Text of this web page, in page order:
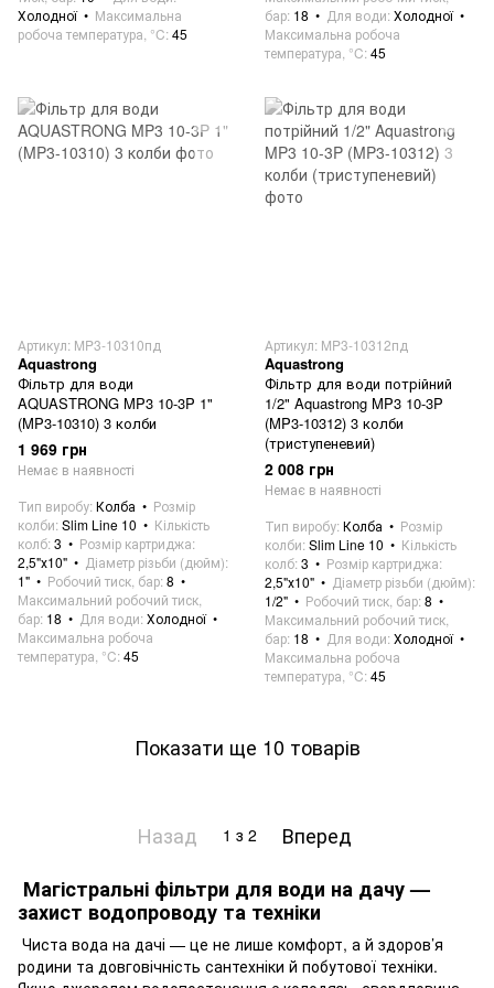
Холодної
Максимальна
робоча температура, °C 45
бар 18 Для води Холодної
Максимальна робоча
температура, °C 45
Артикул: MP3-10310пд
Aquastrong
Фільтр для води
AQUASTRONG MP3 10-3P 1"
(MP3-10310) 3 колби
1 969 грн
Немає в наявності
Тип виробу Колба
Розмір
колби Slim Line 10
Кількість
колб 3
Розмір картриджа
2,5"х10"
Діаметр різьби (дюйм)
1"
Робочий тиск, бар 8
Максимальний робочий тиск,
бар 18 Для води Холодної
Максимальна робоча
температура, °C 45
Артикул: MP3-10312пд
Aquastrong
Фільтр для води потрійний
1/2" Aquastrong MP3 10-3P
(MP3-10312) 3 колби
(триступеневий)
2 008 грн
Немає в наявності
Тип виробу Колба
Розмір
колби Slim Line 10
Кількість
колб 3
Розмір картриджа
2,5"х10"
Діаметр різьби (дюйм)
1/2"
Робочий тиск, бар 8
Максимальний робочий тиск,
бар 18 Для води Холодної
Максимальна робоча
температура, °C 45
Показати ще 10 товарів
Назад 1 з 2
Вперед
Магістральні фільтри для води на дачу —
захист водопроводу та техніки
Чиста вода на дачі — це не лише комфорт, а й здоров’я
родини та довговічність сантехніки й побутової техніки.